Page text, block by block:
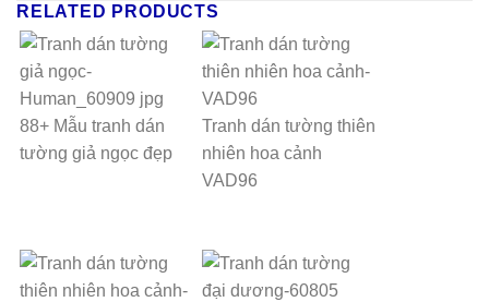
RELATED PRODUCTS
88+ Mẫu tranh dán
tường giả ngọc đẹp
Tranh dán tường thiên
nhiên hoa cảnh
VAD96